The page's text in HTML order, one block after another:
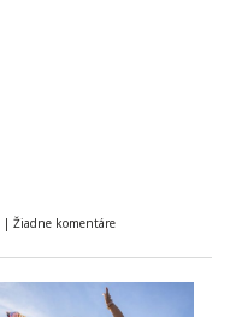
| Žiadne komentáre